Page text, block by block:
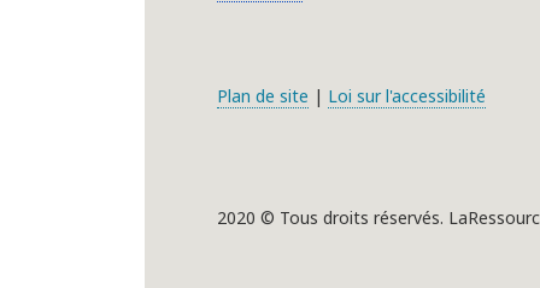
Plan de site | Loi sur l'accessibilité
2020 © Tous droits réservés.